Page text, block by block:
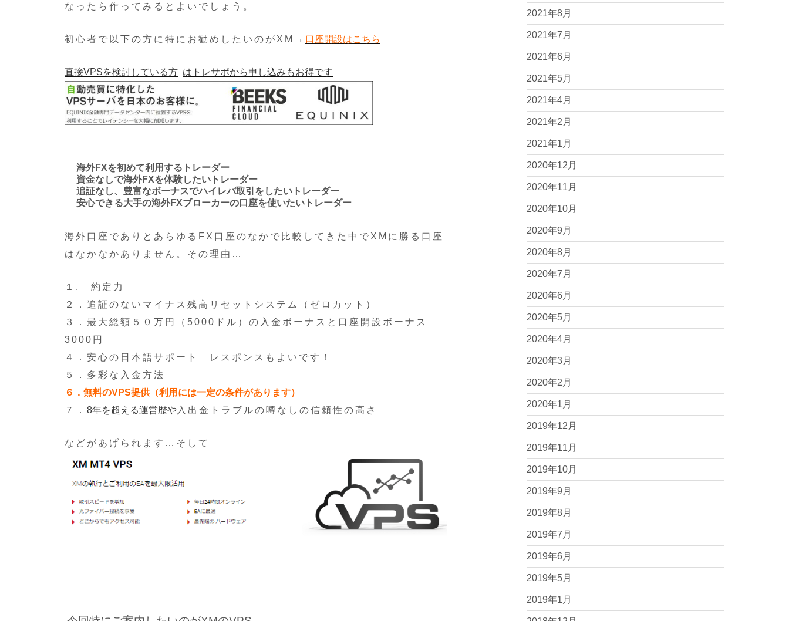
なったら作ってみるとよいでしょう。
初心者で以下の方に特にお勧めしたいのがXM→ 口座開設はこちら
直接VPSを検討している方 はトレサポから申し込みもお得です
海外FXを初めて利用するトレーダー
資金なしで海外FXを体験したいトレーダー
追証なし、豊富なボーナスでハイレバ取引をしたいトレーダー
安心できる大手の海外FXブローカーの口座を使いたいトレーダー
海外口座でありとあらゆるFX口座のなかで比較してきた中でXMに勝る口座
はなかなかありません。その理由…
１. 約定力
２．追証のないマイナス残高リセットシステム（ゼロカット）
３．最大総額５０万円（5000ドル）の入金ボーナスと口座開設ボーナス
3000円
４．安心の日本語サポート レスポンスもよいです！
５．多彩な入金方法
６．無料のVPS提供（利用には一定の条件があります）
７． 8年を超える運営歴や入出金トラブルの噂なしの信頼性の高さ
などがあげられます…そして
2021年8月
2021年7月
2021年6月
2021年5月
2021年4月
2021年2月
2021年1月
2020年12月
2020年11月
2020年10月
2020年9月
2020年8月
2020年7月
2020年6月
2020年5月
2020年4月
2020年3月
2020年2月
2020年1月
2019年12月
2019年11月
2019年10月
2019年9月
2019年8月
2019年7月
2019年6月
2019年5月
2019年1月